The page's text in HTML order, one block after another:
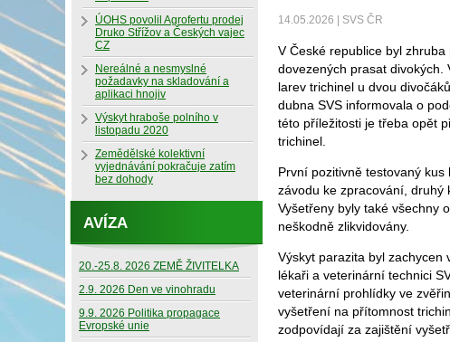
14.05.2026 | SVS ČR
V České republice byl
dovezených prasat
larev trichinel u dvou
dubna SVS informovala o
této příležitosti je třeba opět
trichinel.
První pozitivně testovaný
závodu ke zpracování, druhý
Vyšetřeny byly také všechny
neškodně zlikvidovány.
Výskyt parazita byl
lékaři a veterinární technici
veterinární prohlídky ve
vyšetření na přítomnost
zodpovídají za zajištění
ÚOHS povolil Agrofertu prodej
Druko Střížov a Českých vajec
CZ
Nereálné a nesmyslné
požadavky na skladování a
aplikaci hnojiv
Výskyt hraboše polního v
listopadu 2020
Zemědělské kolektivní
vyjednávání pokračuje zatím
bez dohody
AVÍZA
20.-25.8. 2026 ZEMĚ ŽIVITELKA
2.9. 2026 Den ve vinohradu
9.9. 2026 Politika propagace
Evropské unie